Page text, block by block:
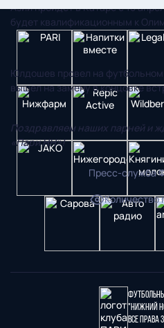
Азии пройдёт в Катаре с 15
будет квалификационным к
Юлдошев провел на
вышел на замену в концовке
Поздравляем наших парней и
«Пари НН»!
Пресс-служба
Количество
"Нижний
Все